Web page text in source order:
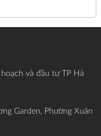
và đầu tư TP Hà
Garden, Phường Xuân